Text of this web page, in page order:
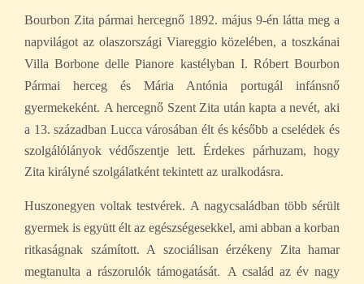
Bourbon Zita pármai hercegnő 1892. május 9-én látta meg a
napvilágot az olaszországi Viareggio közelében, a toszkánai
Villa Borbone delle Pianore kastélyban I. Róbert Bourbon
Pármai herceg és Mária Antónia portugál infánsnő
gyermekeként. A hercegnő Szent Zita után kapta a nevét, aki
a 13. században Lucca városában élt és később a cselédek és
szolgálólányok védőszentje lett. Érdekes párhuzam, hogy
Zita királyné szolgálatként tekintett az uralkodásra.
Huszonegyen voltak testvérek. A nagycsaládban több sérült
gyermek is együtt élt az egészségesekkel, ami abban a korban
ritkaságnak számított. A szociálisan érzékeny Zita hamar
megtanulta a rászorulók támogatását.
A család az év nagy